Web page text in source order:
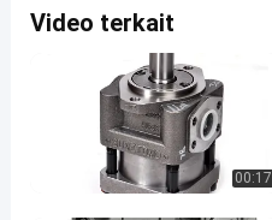
Hydraulic
GD508A121TBTBR20
roda gigi
2025-
01-13
Video terkait
00:17